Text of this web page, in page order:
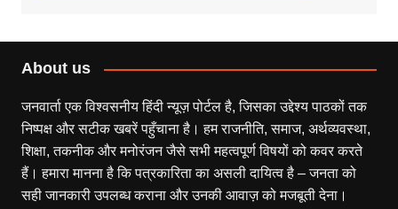
About us
जनवार्ता एक विश्वसनीय हिंदी न्यूज़ पोर्टल है, जिसका उद्देश्य पाठकों तक
निष्पक्ष और सटीक खबरें पहुँचाना है। हम राजनीति, समाज, अर्थव्यवस्था,
शिक्षा, तकनीक और मनोरंजन जैसे सभी महत्वपूर्ण विषयों को कवर करते
हैं। हमारा मानना है कि पत्रकारिता का असली दायित्व है – जनता को
सही जानकारी उपलब्ध कराना और उनकी आवाज़ को मजबूती देना।